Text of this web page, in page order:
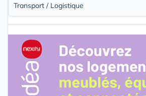
Transport / Logistique